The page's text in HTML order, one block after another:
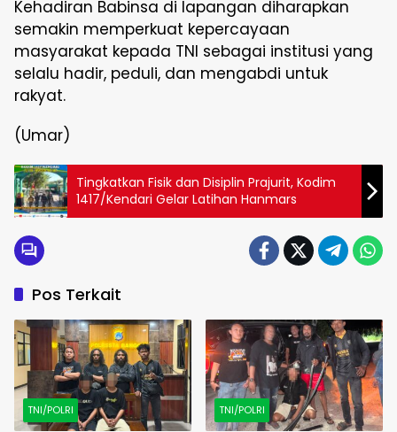
Kehadiran Babinsa di lapangan diharapkan
semakin memperkuat kepercayaan
masyarakat kepada TNI sebagai institusi yang
selalu hadir, peduli, dan mengabdi untuk
rakyat.
(Umar)
Tingkatkan Fisik dan Disiplin Prajurit, Kodim
1417/Kendari Gelar Latihan Hanmars
Pos Terkait
TNI/POLRI TNI/POLRI